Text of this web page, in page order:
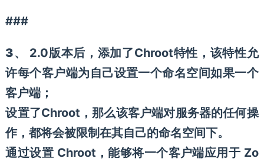
###
3、
2.0版本后，添加了Chroot特性，该特性允
许每个客户端为自己设置一个命名空间如果一个
客户端；
设置了Chroot，那么该客户端对服务器的任何操
作，都将会被限制在其自己的命名空间下。
通过设置 Chroot，能够将一个客户端应用于 Zo